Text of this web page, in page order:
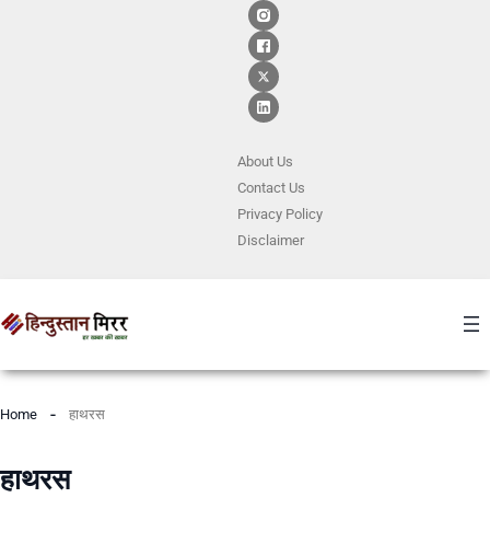
About Us
ContactUs
Privacy Policy
Disclaimer
Home हाथरस
हाथरस